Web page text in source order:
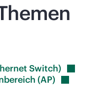
Switch)
(AP)